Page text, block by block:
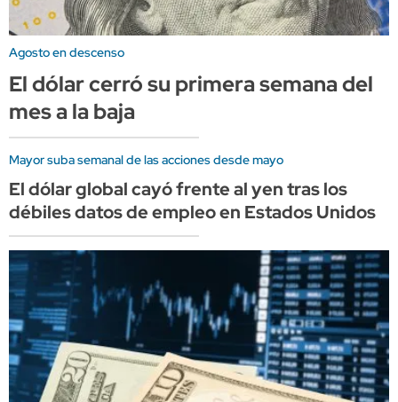
Agosto en descenso
El dólar cerró su primera semana del
mes a la baja
Mayor suba semanal de las acciones desde mayo
El dólar global cayó frente al yen tras los
débiles datos de empleo en Estados Unidos